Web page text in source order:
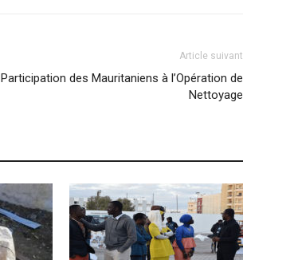
Article suivant
Participation des Mauritaniens à l’Opération de
Nettoyage